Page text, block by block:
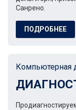
Санрено.
ПОДРОБНЕЕ
Компьютерная